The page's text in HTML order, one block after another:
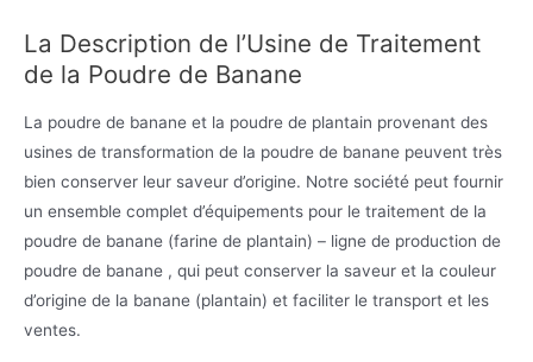
La Description de l’Usine de Traitement
de la Poudre de Banane
La poudre de banane et la poudre de plantain provenant des
usines de transformation de la poudre de banane peuvent très
bien conserver leur saveur d’origine. Notre société peut fournir
un ensemble complet d’équipements pour le traitement de la
poudre de banane (farine de plantain) – ligne de production de
poudre de banane , qui peut conserver la saveur et la couleur
d’origine de la banane (plantain) et faciliter le transport et les
ventes.